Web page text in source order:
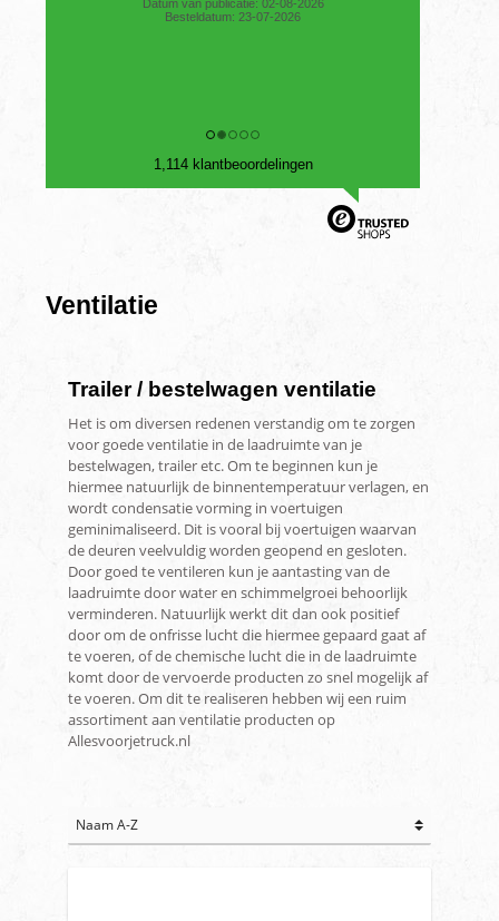
Datum van publicatie: 02-08-2026
Besteldatum: 23-07-2026
1,114 klantbeoordelingen
Ventilatie
Trailer / bestelwagen ventilatie
Het is om diversen redenen verstandig om te zorgen
voor goede ventilatie in de laadruimte van je
bestelwagen, trailer etc. Om te beginnen kun je
hiermee natuurlijk de binnentemperatuur verlagen, en
wordt condensatie vorming in voertuigen
geminimaliseerd. Dit is vooral bij voertuigen waarvan
de deuren veelvuldig worden geopend en gesloten.
Door goed te ventileren kun je aantasting van de
laadruimte door water en schimmelgroei behoorlijk
verminderen. Natuurlijk werkt dit dan ook positief
door om de onfrisse lucht die hiermee gepaard gaat af
te voeren, of de chemische lucht die in de laadruimte
komt door de vervoerde producten zo snel mogelijk af
te voeren. Om dit te realiseren hebben wij een ruim
assortiment aan ventilatie producten op
Allesvoorjetruck.nl